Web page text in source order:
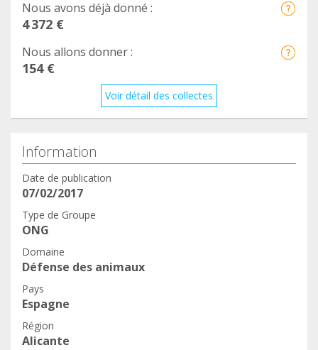
Nous avons déjà donné :
4 372 €
Nous allons donner :
154 €
Voir détail des collectes
Information
Date de publication
07/02/2017
Type de Groupe
ONG
Domaine
Défense des animaux
Pays
Espagne
Région
Alicante